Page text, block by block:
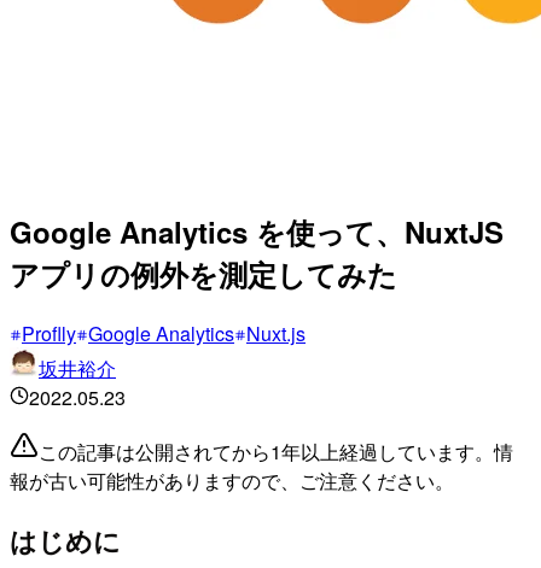
Google Analytics を使って、NuxtJS
アプリの例外を測定してみた
Proflly Google Analytics Nuxt.js
坂井裕介
2022.05.23
この記事は公開されてから1年以上経過しています。情
報が古い可能性がありますので、ご注意ください。
はじめに